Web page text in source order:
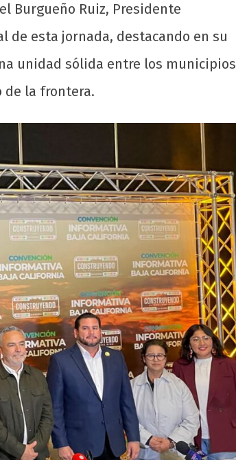
Burgueño Ruiz, Presidente
esta jornada, destacando en su
unidad sólida entre los municipios
de la frontera.